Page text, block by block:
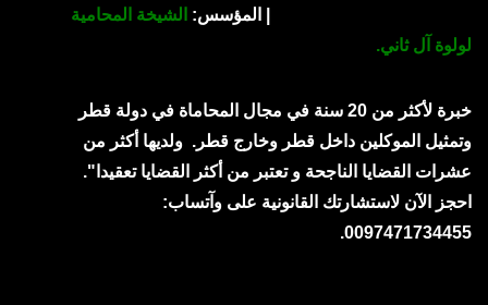
| المؤسس: الشيخة المحامية
لولوة آل ثاني.
خبرة لأكثر من 20 سنة في مجال المحاماة في دولة قطر
وتمثيل الموكلين داخل قطر وخارج قطر. ولديها أكثر من
عشرات القضايا الناجحة و تعتبر من أكثر القضايا تعقيدا".
احجز الآن لاستشارتك القانونية على وآتساب:
0097471734455.